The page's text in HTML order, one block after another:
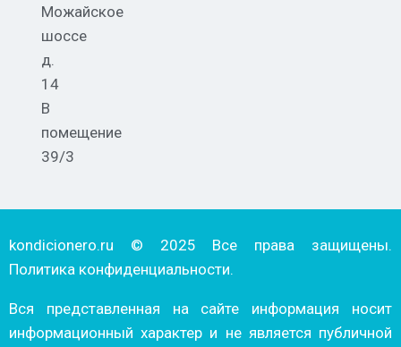
Можайское
шоссе
д.
14
В
помещение
39/3
kondicionero.ru © 2025 Все права защищены.
Политика конфиденциальности.
Вся представленная на сайте информация носит
информационный характер и не является публичной